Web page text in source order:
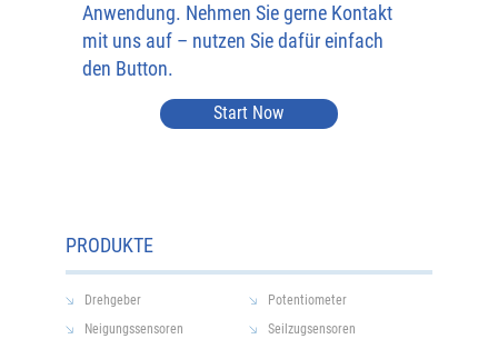
Anwendung. Nehmen Sie gerne Kontakt
mit uns auf – nutzen Sie dafür einfach
den Button.
Start Now
PRODUKTE
Drehgeber
Potentiometer
Neigungssensoren
Seilzugsensoren